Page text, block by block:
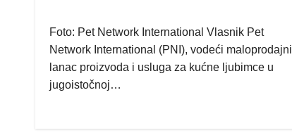
Foto: Pet Network International Vlasnik Pet
Network International (PNI), vodeći maloprodajni
lanac proizvoda i usluga za kućne ljubimce u
jugoistočnoj…